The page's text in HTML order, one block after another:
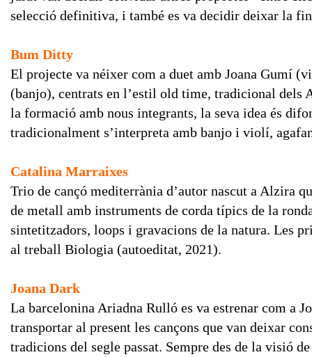
selecció definitiva, i també es va decidir deixar la
Bum Ditty
El projecte va néixer com a duet amb Joana Gumí
(banjo), centrats en l’estil old time, tradicional dels
la formació amb nous integrants, la seva idea és
tradicionalment s’interpreta amb banjo i violí,
Catalina Marraixes
Trio de cançó mediterrània d’autor nascut a Alzira
de metall amb instruments de corda típics de la
sintetitzadors, loops i gravacions de la natura. Les
al treball Biologia (autoeditat, 2021).
Joana Dark
La barcelonina Ariadna Rulló es va estrenar com a
transportar al present les cançons que van deixar
tradicions del segle passat. Sempre des de la visió